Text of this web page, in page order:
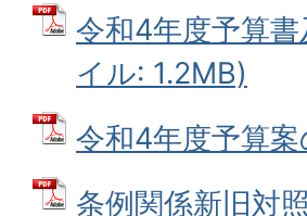
令和4年度予算
イル: 1.2MB)
令和4年度予算
条例関係新旧対